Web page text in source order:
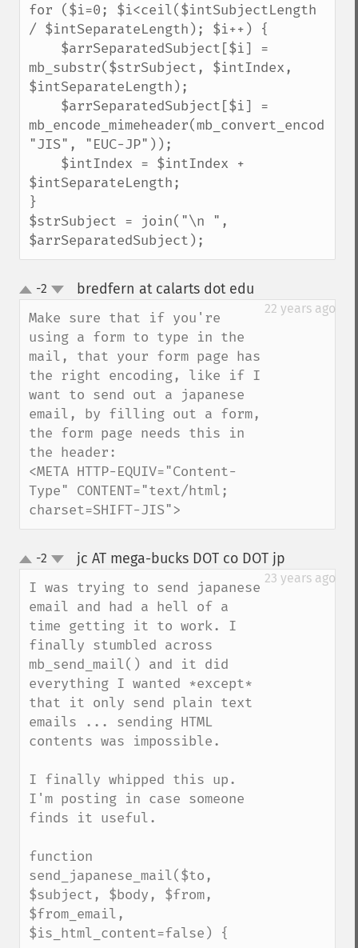
for ($i=0; $i<ceil($intSubjectLength
/ $intSeparateLength); $i++) {
mb_substr($strSubject, $intIndex,
$intSeparateLength);
"JIS", "EUC-JP"));
$intSeparateLength;
}
$strSubject = join("\n ",
$arrSeparatedSubject);
up
down
-2 bredfern at calarts dot edu
22 years ago
Make sure that if you're
using a form to type in the
mail, that your form page has
the right encoding, like if I
want to send out a japanese
email, by filling out a form,
the form page needs this in
the header:
<META HTTP-EQUIV="Content-
Type" CONTENT="text/html;
charset=SHIFT-JIS">
up
down
-2 jc AT mega-bucks DOT co DOT jp
23 years ago
I was trying to send japanese
email and had a hell of a
time getting it to work. I
finally stumbled across
mb_send_mail() and it did
everything I wanted *except*
that it only send plain text
emails ... sending HTML
contents was impossible.
I finally whipped this up.
I'm posting in case someone
finds it useful.
function
send_japanese_mail($to,
$subject, $body, $from,
$from_email,
$is_html_content=false) {